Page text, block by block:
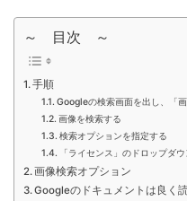
～ 目次 ～
手順
Googleの検索画面を出し、「
画像を検索する
検索オプションを指定する
「ライセンス」のドロップダ
画像検索オプション
Googleのドキュメントは良く